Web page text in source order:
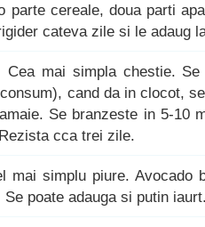
parte cereale, doua parti
cateva zile si le adaug
Cea mai simpla chestie.
cand da in clocot,
Se branzeste in 5-10
cca trei zile.
mai simplu piure. Avocado
poate adauga si putin